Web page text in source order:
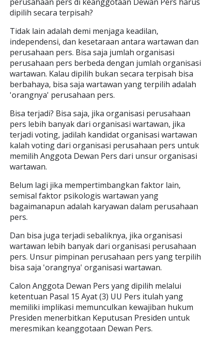
dipilih secara terpisah?
Tidak lain adalah demi menjaga keadilan,
independensi, dan kesetaraan antara wartawan dan
perusahaan pers. Bisa saja jumlah organisasi
perusahaan pers berbeda dengan jumlah organisasi
wartawan. Kalau dipilih bukan secara terpisah bisa
berbahaya, bisa saja wartawan yang terpilih adalah
'orangnya' perusahaan pers.
Bisa terjadi? Bisa saja, jika organisasi perusahaan
pers lebih banyak dari organisasi wartawan, jika
terjadi voting, jadilah kandidat organisasi wartawan
kalah voting dari organisasi perusahaan pers untuk
memilih Anggota Dewan Pers dari unsur organisasi
wartawan.
Belum lagi jika mempertimbangkan faktor lain,
semisal faktor psikologis wartawan yang
bagaimanapun adalah karyawan dalam perusahaan
pers.
Dan bisa juga terjadi sebaliknya, jika organisasi
wartawan lebih banyak dari organisasi perusahaan
pers. Unsur pimpinan perusahaan pers yang terpilih
bisa saja 'orangnya' organisasi wartawan.
Calon Anggota Dewan Pers yang dipilih melalui
ketentuan Pasal 15 Ayat (3) UU Pers itulah yang
memiliki implikasi memunculkan kewajiban hukum
Presiden menerbitkan Keputusan Presiden untuk
meresmikan keanggotaan Dewan Pers.